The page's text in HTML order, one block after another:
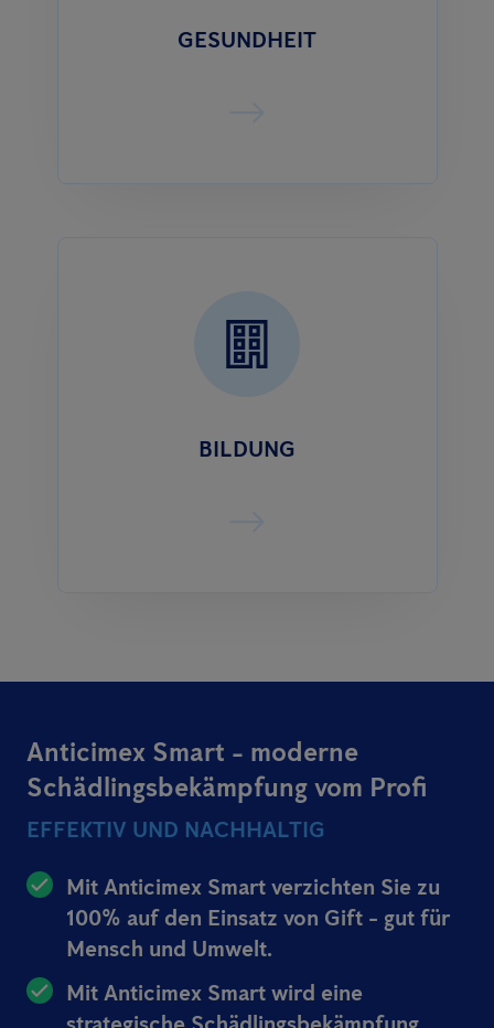
GESUNDHEIT
BILDUNG
Anticimex Smart - moderne
Schädlingsbekämpfung vom Profi
EFFEKTIV UND NACHHALTIG
Mit Anticimex Smart verzichten Sie zu
100% auf den Einsatz von Gift - gut für
Mensch und Umwelt.
Mit Anticimex Smart wird eine